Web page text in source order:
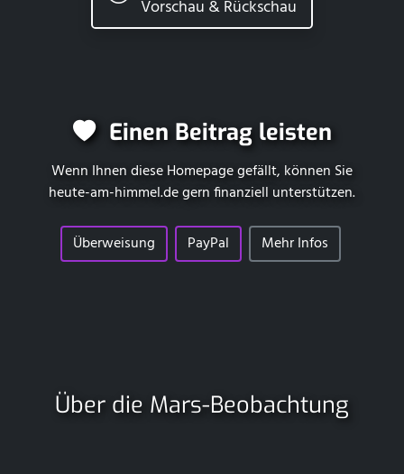
Vorschau & Rückschau
Einen Beitrag leisten
Wenn Ihnen diese Homepage gefällt, können Sie
heute-am-himmel.degern finanziell unterstützen.
Überweisung PayPal Mehr Infos
Über die Mars-Beobachtung